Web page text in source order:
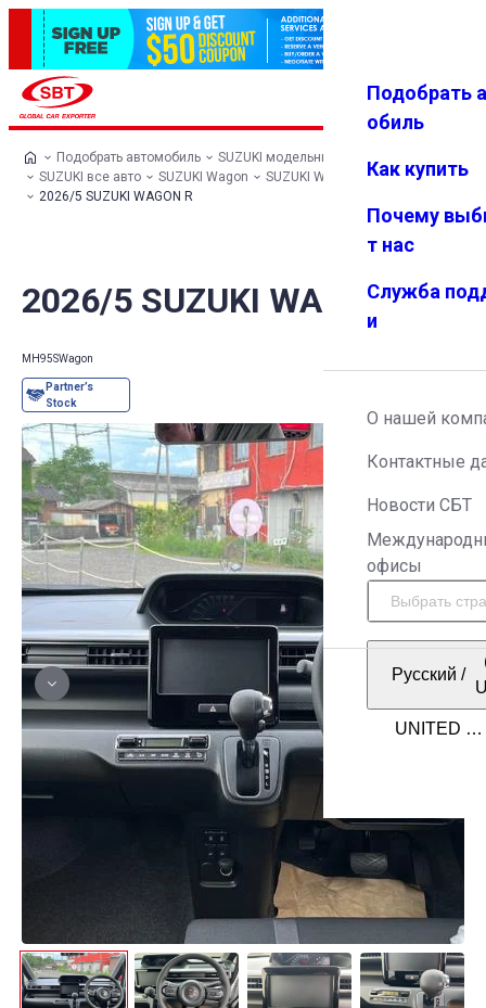
Избранн
Меню
Подобрать
обиль
Как купить
Почему
т нас
Служба
и
О нашей
Контактные
Новости СБТ
офисы
Русский /
Подобрать автомобиль
SUZUKI модельный ряд
SUZUKI все авто
SUZUKI Wagon
SUZUKI WAGON R
2026/5 SUZUKI WAGON R
2026/5 SUZUKI WAGON R
MH95SWagon